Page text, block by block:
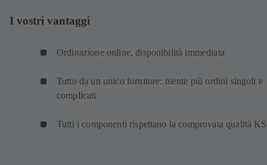
I vostri vantaggi
Ordinazione online, disponibilità immediata
Tutto da un unico fornitore: niente più ordini singoli e
complicati
Tutti i componenti rispettano la comprovata qualità